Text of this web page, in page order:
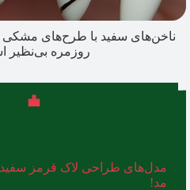
ناخن‌های سفید با طرح‌های مشکی
روزمره بی‌نظیر
مدل‌های طراحی لاک قرمز
مد!